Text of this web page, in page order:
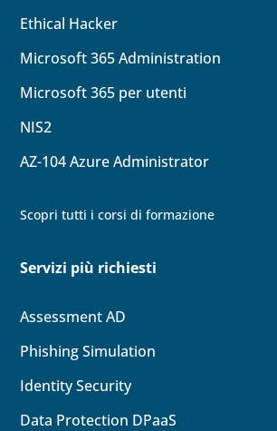
Ethical Hacker
Microsoft 365 Administration
Microsoft 365 per utenti
NIS2
AZ-104Azure Administrator
Scopri tutti i corsi di formazione
Servizi più richiesti
Assessment AD
Phishing Simulation
IdentitySecurity
Data Protection DPaaS